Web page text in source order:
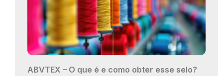
ABVTEX – O que é e como obter esse selo?